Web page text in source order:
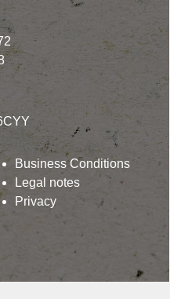
Business Conditions
Legal notes
Privacy